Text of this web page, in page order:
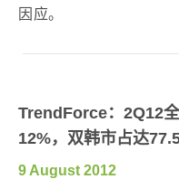
因应。
TrendForce：2Q12
12%，双韩市占达
9 August 2012